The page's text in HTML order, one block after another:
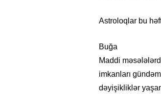
Astroloqlar bu
Buğa
Maddi
imkanları
dəyişikliklər